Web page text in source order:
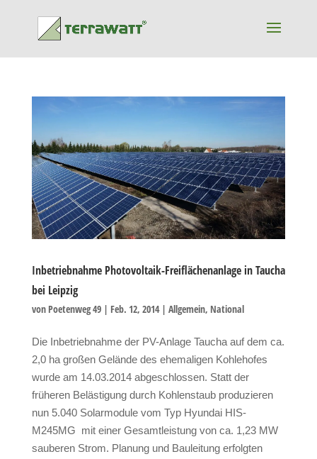
Inbetriebnahme Photovoltaik-Freiflächenanlage in Taucha
bei Leipzig
von Poetenweg 49| Feb. 12, 2014| Allgemein, National
Die Inbetriebnahme der PV-Anlage Taucha auf dem ca.
2,0 ha großen Gelände des ehemaligen Kohlehofes
wurde am 14.03.2014 abgeschlossen. Statt der
früheren Belästigung durch Kohlenstaub produzieren
nun 5.040 Solarmodule vom Typ Hyundai HIS-
M245MG mit einer Gesamtleistung von ca. 1,23 MW
sauberen Strom. Planung und Bauleitung erfolgten